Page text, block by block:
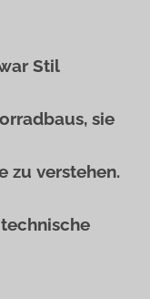
Stil
sie
zu verstehen.